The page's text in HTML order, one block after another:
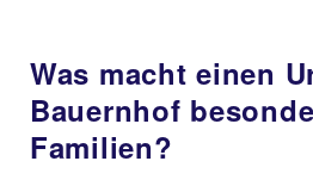
Was macht einen
Bauernhof
Familien?